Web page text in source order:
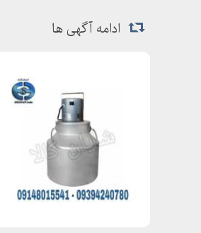
ادامه آگهی ها